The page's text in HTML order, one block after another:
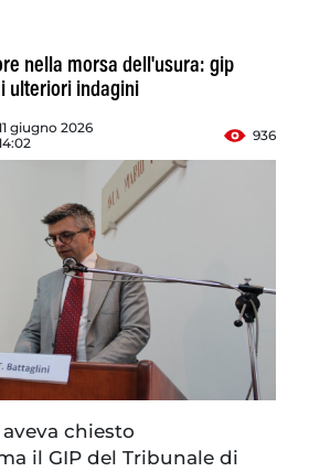
nella morsa dell'usura: gip
ulteriori indagini
giugno 2026
936
aveva chiesto
il GIP del Tribunale di